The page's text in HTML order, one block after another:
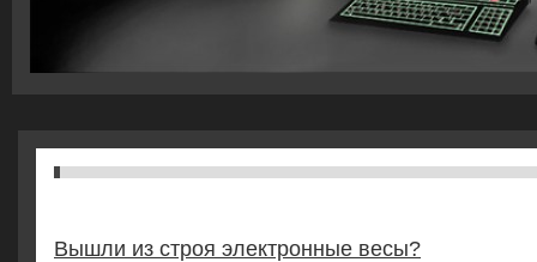
Вышли из строя электронные весы?